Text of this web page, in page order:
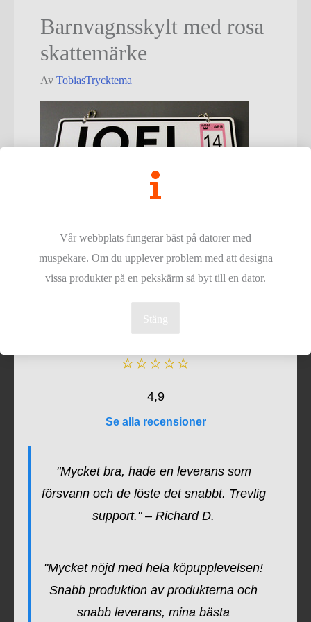
Vår webbplats fungerar bäst på datorer med
muspekare. Om du upplever problem med att designa
vissa produkter på en pekskärm så byt till en dator.
Stäng
Barnvagnsskylt med rosa
skattemärke
Av TobiasTrycktema
InläggsnavigeringFöregående Media
Trycktema- Alla rättigheter reserverade.
⭐⭐⭐⭐⭐
4,9
Se alla recensioner
"Mycket bra, hade en leverans som
försvann och de löste det snabbt. Trevlig
support." – Richard D.
"Mycket nöjd med hela köpupplevelsen!
Snabb produktion av produkterna och
snabb leverans, mina bästa